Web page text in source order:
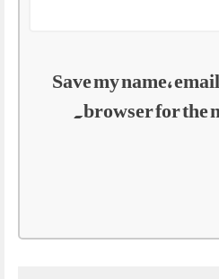
Save my name,
browser for the